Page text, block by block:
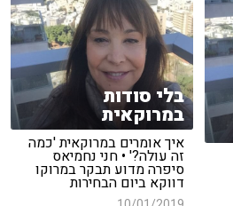
בלי סודות
במרוקאית
איך אומרים במרוקאית 'כמה
זה עולה?' • חני נחמיאס
סיפרה מדוע תבקר במרוקו
דווקא ביום הבחירות